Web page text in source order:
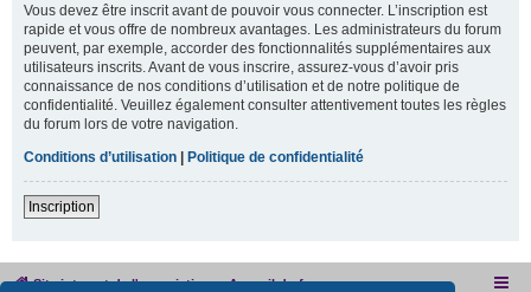
Vous devez être inscrit avant de pouvoir vous connecter. L’inscription est
rapide et vous offre de nombreux avantages. Les administrateurs du forum
peuvent, par exemple, accorder des fonctionnalités supplémentaires aux
utilisateurs inscrits. Avant de vous inscrire, assurez-vous d’avoir pris
connaissance de nos conditions d’utilisation et de notre politique de
confidentialité. Veuillez également consulter attentivement toutes les règles
du forum lors de votre navigation.
Conditions d’utilisation | Politique de confidentialité
Inscription
Site internet de l'association Accueil du forum